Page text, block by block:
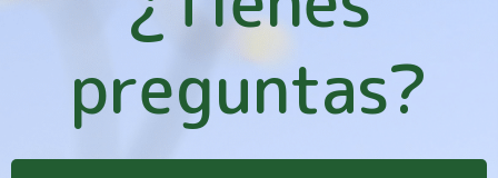
preguntas?